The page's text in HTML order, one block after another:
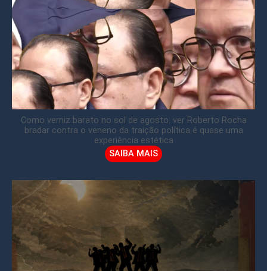
Como verniz barato no sol de agosto: ver Roberto Rocha
bradar contra o veneno da traição política é quase uma
experiência estética
SAIBA MAIS